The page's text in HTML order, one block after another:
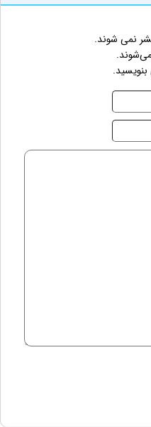
نمی شوند.